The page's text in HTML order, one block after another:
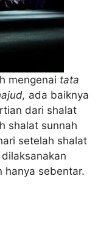
mengenai tata
ada baiknya
dari shalat
shalat sunnah
setelah shalat
hanya sebentar.